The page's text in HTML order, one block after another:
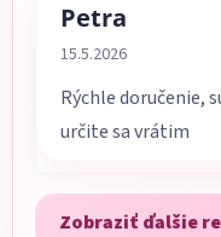
Petra
Hodnotenie
15.5.2026
Rýchle doručenie,
určite sa vrátim
Zobraziť ďalšie